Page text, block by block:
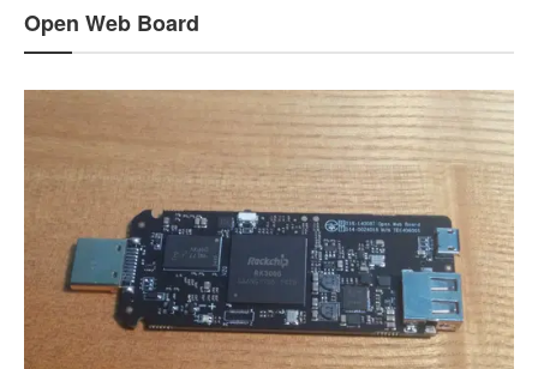
Open Web Board